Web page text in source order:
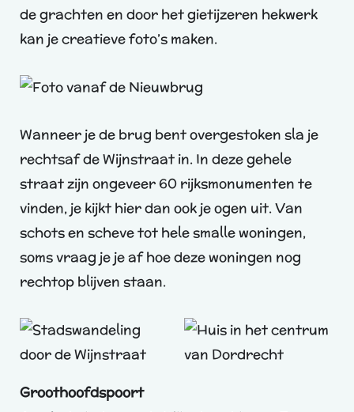
de grachten en door het gietijzeren hekwerk
kan je creatieve foto’s maken.
Wanneer je de brug bent overgestoken sla je
rechtsaf de Wijnstraat in. In deze gehele
straat zijn ongeveer 60 rijksmonumenten te
vinden, je kijkt hier dan ook je ogen uit. Van
schots en scheve tot hele smalle woningen,
soms vraag je je af hoe deze woningen nog
rechtop blijven staan.
Groothoofdspoort